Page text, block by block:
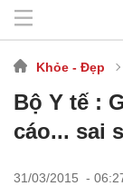
Khỏe - Đẹp
Bộ Y tế :
cáo... sai
31/03/2015 -